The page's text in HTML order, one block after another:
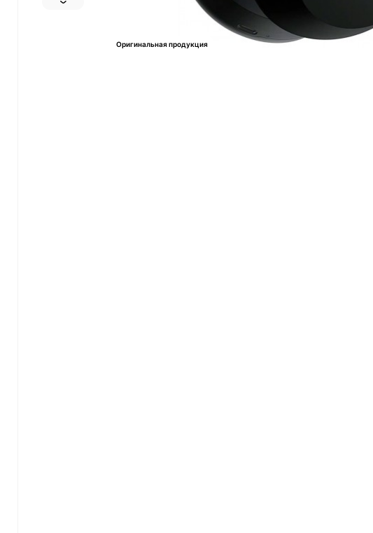
Оригинальная продукция